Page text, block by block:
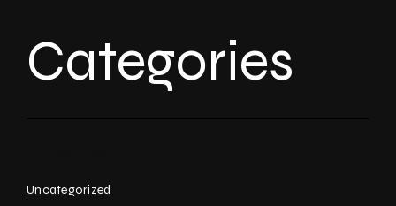
Categories
Uncategorized